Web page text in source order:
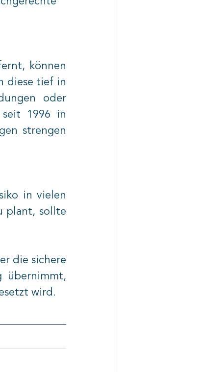
können
diese tief in
oder
seit 1996 in
strengen
in vielen
plant, sollte
die sichere
übernimmt,
wird.